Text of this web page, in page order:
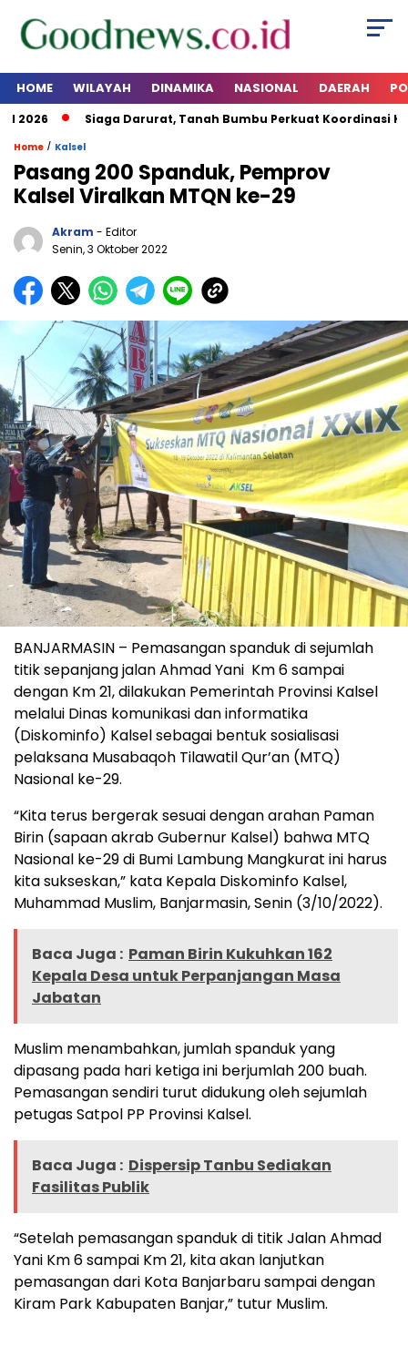
HOME WILAYAH DINAMIKA NASIONAL DAERAH
Siaga Darurat, Tanah Bumbu Perkuat Koordinasi
Home / Kalsel
Pasang 200 Spanduk, Pemprov
Kalsel Viralkan MTQN ke-29
Akram - Editor
Senin, 3 Oktober 2022
BANJARMASIN – Pemasangan spanduk di sejumlah
titik sepanjang jalan Ahmad Yani Km 6 sampai
dengan Km 21, dilakukan Pemerintah Provinsi Kalsel
melalui Dinas komunikasi dan informatika
(Diskominfo) Kalsel sebagai bentuk sosialisasi
pelaksana Musabaqoh Tilawatil Qur’an (MTQ)
Nasional ke-29.
“Kita terus bergerak sesuai dengan arahan Paman
Birin (sapaan akrab Gubernur Kalsel) bahwa MTQ
Nasional ke-29 di Bumi Lambung Mangkurat ini harus
kita sukseskan,” kata Kepala Diskominfo Kalsel,
Muhammad Muslim, Banjarmasin, Senin (3/10/2022).
Baca Juga : Paman Birin Kukuhkan 162
Kepala Desa untuk Perpanjangan Masa
Jabatan
Muslim menambahkan, jumlah spanduk yang
dipasang pada hari ketiga ini berjumlah 200 buah.
Pemasangan sendiri turut didukung oleh sejumlah
petugas Satpol PP Provinsi Kalsel.
Baca Juga : Dispersip Tanbu Sediakan
Fasilitas Publik
“Setelah pemasangan spanduk di titik Jalan Ahmad
Yani Km 6 sampai Km 21, kita akan lanjutkan
pemasangan dari Kota Banjarbaru sampai dengan
Kiram Park Kabupaten Banjar,” tutur Muslim.